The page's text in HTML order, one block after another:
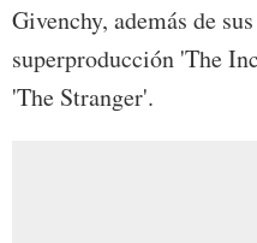
Givenchy, además de
superproducción 'The
'The Stranger'.